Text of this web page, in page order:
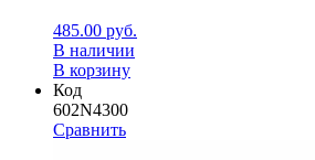
485.00 руб.
В наличии
В корзину
Код
602N4300
Сравнить